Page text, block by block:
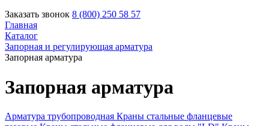
Заказать звонок 8 (800) 250 58 57
Главная
Каталог
Запорная и регулирующая арматура
Запорная арматура
Запорная арматура
Арматура трубопроводная Краны стальные фланцевые